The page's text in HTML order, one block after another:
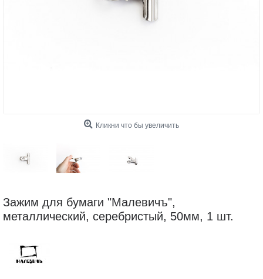
Кликни что бы увеличить
Зажим для бумаги "Малевичъ",
металлический, серебристый, 50мм, 1 шт.